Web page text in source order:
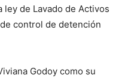
de Lavado de Activos
control de detención
Godoy como su